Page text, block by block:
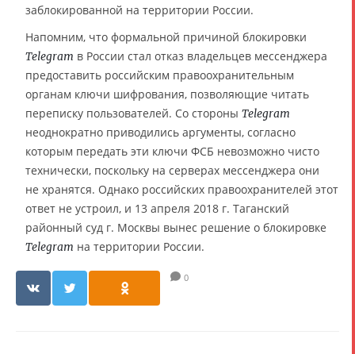
заблокированной на территории России.
Напомним, что формальной причиной блокировки
Telegram в России стал отказ владельцев мессенджера
предоставить российским правоохранительным
органам ключи шифрования, позволяющие читать
переписку пользователей. Со стороны Telegram
неоднократно приводились аргументы, согласно
которым передать эти ключи ФСБ невозможно чисто
технически, поскольку на серверах мессенджера они
не хранятся. Однако российских правоохранителей этот
ответ не устроил, и 13 апреля 2018 г. Таганский
районный суд г. Москвы вынес решение о блокировке
Telegram на территории России.
0